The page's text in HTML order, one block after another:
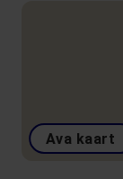
Ava kaart